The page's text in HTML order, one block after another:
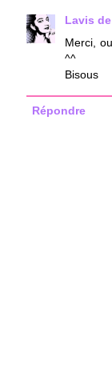
Lavis de
Merci,
^^
Bisous
Répondre